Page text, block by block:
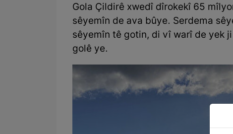
Gola Çildirê xwedî dîrokekî 65
sêyemîn de ava bûye. Serdema
sêyemîn tê gotin, di vî warî de yek
golê ye.